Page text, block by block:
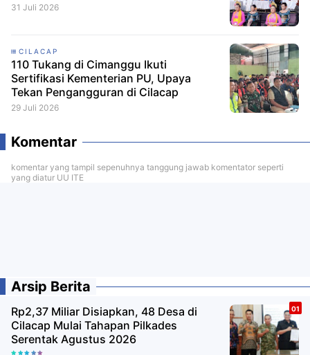
31 Juli 2026
CILACAP
110 Tukang di Cimanggu Ikuti
Sertifikasi Kementerian PU, Upaya
Tekan Pengangguran di Cilacap
29 Juli 2026
Komentar
komentar yang tampil sepenuhnya tanggung jawab komentator seperti
yang diatur UU ITE
Arsip Berita
Rp2,37 Miliar Disiapkan, 48 Desa di
Cilacap Mulai Tahapan Pilkades
Serentak Agustus 2026